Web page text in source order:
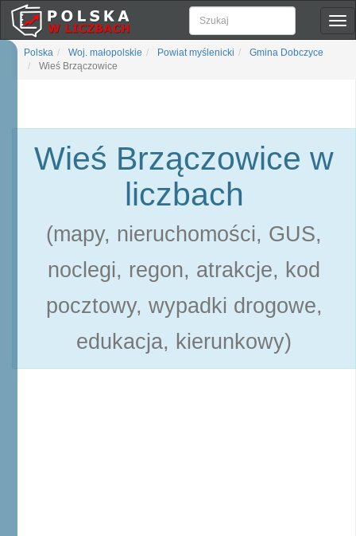
Polska Woj. małopolskie Powiat myślenicki
Gmina Dobczyce
Wieś Brzączowice
Wieś Brzączowice w
liczbach
(mapy, nieruchomości, GUS,
noclegi, regon, atrakcje, kod
pocztowy, wypadki drogowe,
edukacja, kierunkowy)